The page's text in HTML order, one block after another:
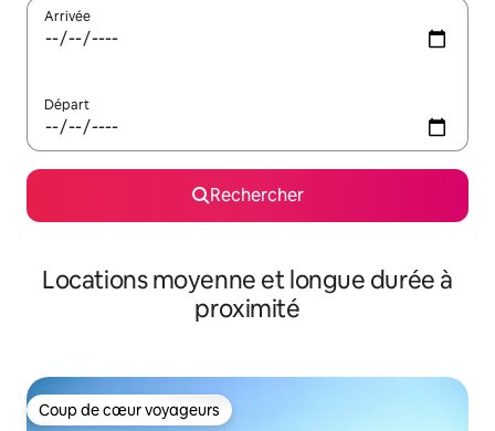
Arrivée
Départ
Rechercher
Locations moyenne et longue durée à
proximité
Coup de cœur voyageurs
Coup de cœur voyageurs